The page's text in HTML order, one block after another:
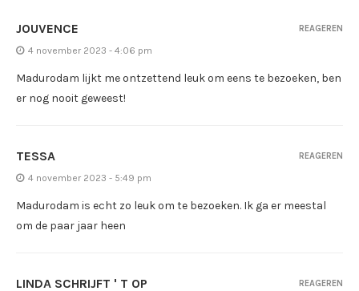
JOUVENCE
4 november 2023 - 4:06 pm
Madurodam lijkt me ontzettend leuk om eens te bezoeken, ben
er nog nooit geweest!
REAGEREN
TESSA
4 november 2023 - 5:49 pm
Madurodam is echt zo leuk om te bezoeken. Ik ga er meestal
om de paar jaar heen
REAGEREN
LINDA SCHRIJFT ' T OP REAGEREN